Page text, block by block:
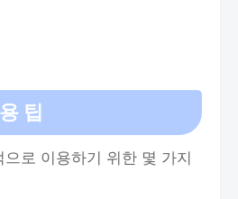
팁
로 이용하기 위한 몇 가지